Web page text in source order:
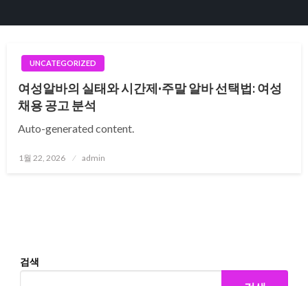
UNCATEGORIZED
여성알바의 실태와 시간제·주말 알바 선택법: 여성
채용 공고 분석
Auto-generated content.
Posted
1월 22, 2026 admin
검색